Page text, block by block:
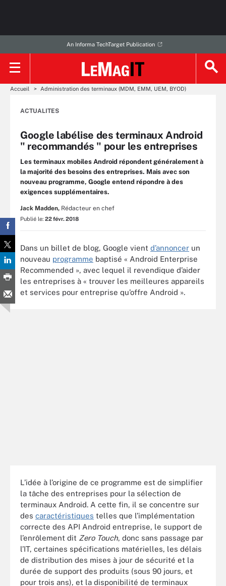
An Informa TechTarget Publication
Accueil Administration des terminaux (MDM, EMM, UEM, BYOD)
ACTUALITES
Google labélise des terminaux Android
" recommandés " pour les entreprises
Les terminaux mobiles Android répondent généralement à
la majorité des besoins des entreprises. Mais avec son
nouveau programme, Google entend répondre à des
exigences supplémentaires.
Jack Madden, Rédacteur en chef
Publié le: 22 févr. 2018
Dans un billet de blog, Google vient d’annoncer un
nouveau programme baptisé « Android Enterprise
Recommended », avec lequel il revendique d’aider
les entreprises à « trouver les meilleures appareils
et services pour entreprise qu’offre Android ».
L’idée à l’origine de ce programme est de simplifier
la tâche des entreprises pour la sélection de
terminaux Android. A cette fin, il se concentre sur
des caractéristiques telles que l’implémentation
correcte des API Android entreprise, le support de
l’enrôlement dit Zero Touch, donc sans passage par
l’IT, certaines spécifications matérielles, les délais
de distribution des mises à jour de sécurité et la
durée de support des produits (sous 90 jours, et
pour trois ans), et la disponibilité de terminaux